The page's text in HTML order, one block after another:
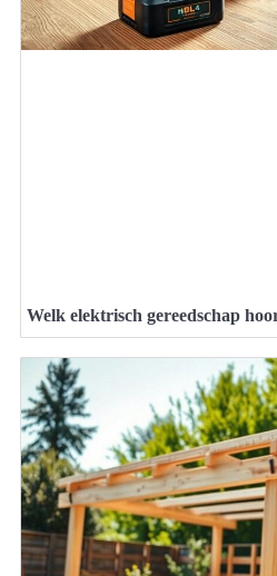
Welk elektrisch gereedschap